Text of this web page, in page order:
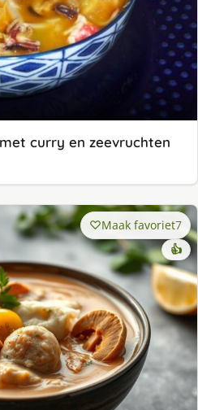
curry en zeevruchten
Maak favoriet7
👍